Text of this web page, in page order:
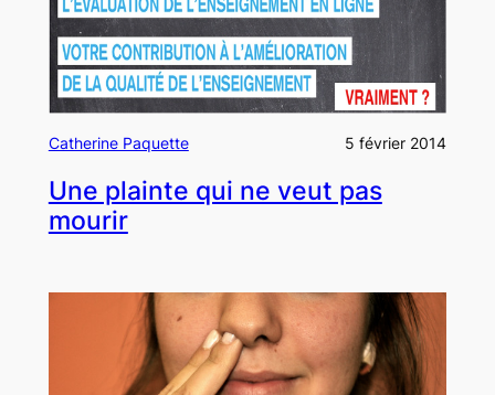
Catherine Paquette 5 février 2014
Une plainte qui ne veut pas
mourir